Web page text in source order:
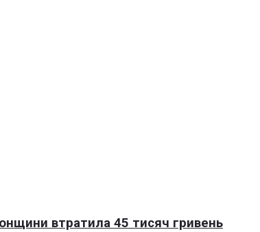
втратила 45 тисяч гривень